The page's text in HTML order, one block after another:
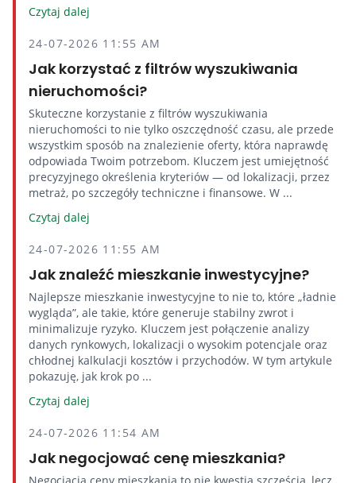
Czytaj dalej
24-07-2026 11:55 AM
Jak korzystać z filtrów wyszukiwania
nieruchomości?
Skuteczne korzystanie z filtrów wyszukiwania
nieruchomości to nie tylko oszczędność czasu, ale przede
wszystkim sposób na znalezienie oferty, która naprawdę
odpowiada Twoim potrzebom. Kluczem jest umiejętność
precyzyjnego określenia kryteriów — od lokalizacji, przez
metraż, po szczegóły techniczne i finansowe. W ...
Czytaj dalej
24-07-2026 11:55 AM
Jak znaleźć mieszkanie inwestycyjne?
Najlepsze mieszkanie inwestycyjne to nie to, które „ładnie
wygląda”, ale takie, które generuje stabilny zwrot i
minimalizuje ryzyko. Kluczem jest połączenie analizy
danych rynkowych, lokalizacji o wysokim potencjale oraz
chłodnej kalkulacji kosztów i przychodów. W tym artykule
pokazuję, jak krok po ...
Czytaj dalej
24-07-2026 11:54 AM
Jak negocjować cenę mieszkania?